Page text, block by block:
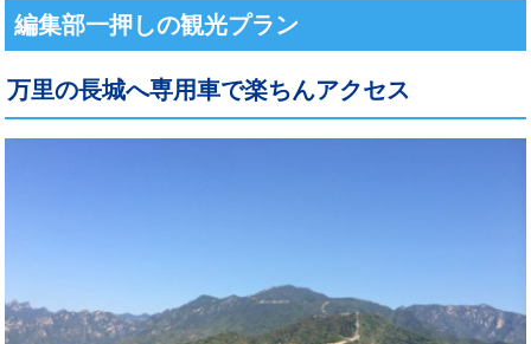
編集部一押しの観光プラン
万里の長城へ専用車で楽ちんアクセス